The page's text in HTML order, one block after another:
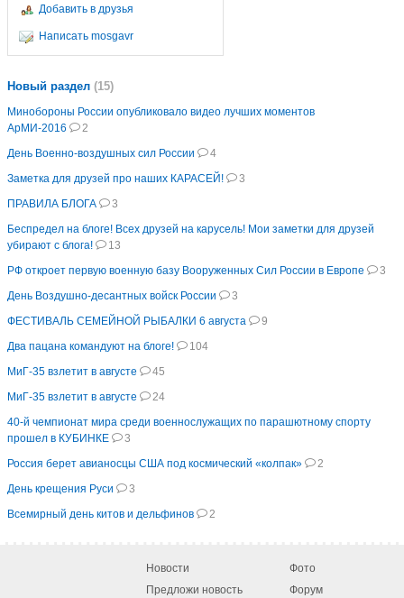
Добавить в друзья
Написать mosgavr
Новый раздел (15)
Минобороны России опубликовало видео лучших моментов
АрМИ-2016
2
День Военно-воздушных сил России
4
Заметка для друзей про наших КАРАСЕЙ!
3
ПРАВИЛА БЛОГА
3
Беспредел на блоге! Всех друзей на карусель! Мои заметки для друзей
убирают с блога!
13
РФ откроет первую военную базу Вооруженных Сил России в Европе
3
День Воздушно-десантных войск России
3
ФЕСТИВАЛЬ СЕМЕЙНОЙ РЫБАЛКИ 6 августа
9
Два пацана командуют на блоге!
104
МиГ-35 взлетит в августе
45
МиГ-35 взлетит в августе
24
40-й чемпионат мира среди военнослужащих по парашютному спорту
прошел в КУБИНКЕ
3
Россия берет авианосцы США под космический «колпак»
2
День крещения Руси
3
Всемирный день китов и дельфинов
2
Новости
Предложи новость
Фото
Форум